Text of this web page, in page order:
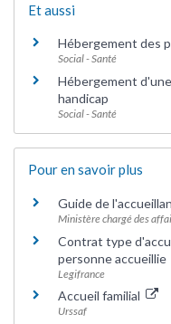
Et aussi
Hébergement des
Social - Santé
Hébergement
handicap
Social - Santé
Pour en savoir plus
Guide de
Ministère chargé des
Contrat type
personne accueillie
Legifrance
Accueil familial
Urssaf